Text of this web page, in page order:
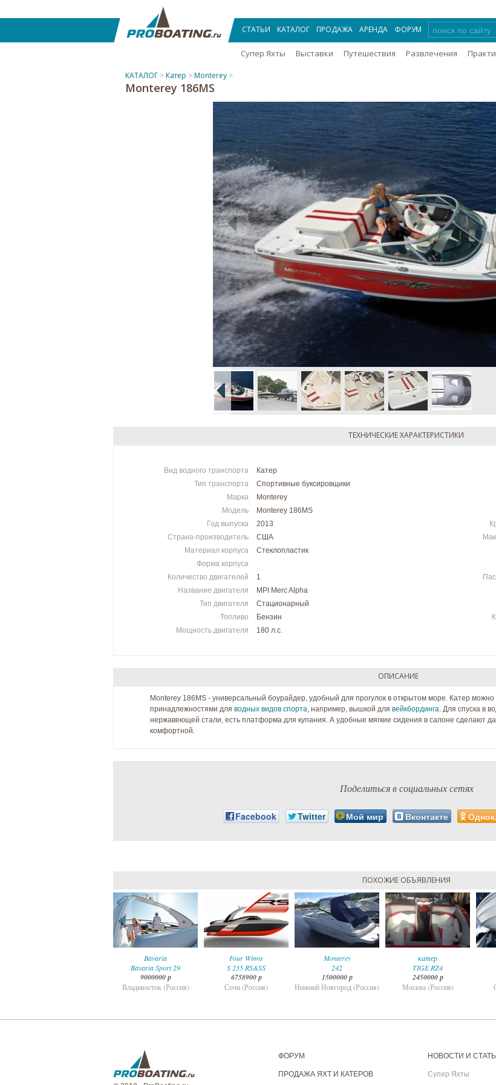
СТАТЬИ КАТАЛОГ ПРОДАЖА АРЕНДА ФОРУМ
Супер Яхты Выставки Путешествия Развлечения
КАТАЛОГ >Катер >Monterey >
Monterey 186MS
ТЕХНИЧЕСКИЕ ХАРАКТЕРИСТИКИ
Вид водного транспорта
Катер
Тип транспорта
Спортивные буксировщики
Марка
Monterey
Модель
Monterey 186MS
Год выпуска
2013
Страна-производитель
США
Материал корпуса
Стеклопластик
Форма корпуса
Количество двигателей
1
Название двигателя
MPI Merc Alpha
Тип двигателя
Стационарный
Топливо
Бензин
Мощность двигателя
180 л.c.
ОПИСАНИЕ
Monterey 186MS - универсальный боурайдер, удобный для прогулок в открытом море. Катер
принадлежностями для водных видов спорта , например, вышкой для вейкбординга . Для спуска в
нержавеющей стали, есть платформа для купания. А удобные мягкие сидения в салоне сделают
комфортной.
Поделиться в социальных сетях
Facebook Twitter Мой мир Вконтакте
ПОХОЖИЕ ОБЪЯВЛЕНИЯ
Bavaria
Bavaria Sport 29
9000000 р
Владивосток (Россия)
Four Winns
S 235 RS&SS
6758900 р
Сочи (Россия)
Monterey
242
1500000 р
Нижний Новгород (Россия)
катер
TIGE RZ4
2450000 р
Москва (Россия)
ФОРУМ
ПРОДАЖА ЯХТ И КАТЕРОВ
НОВОСТИ И
Супер Яхты